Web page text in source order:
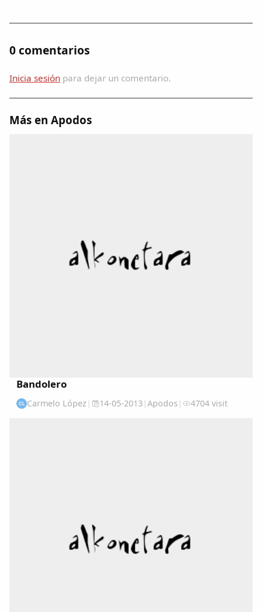
0 comentarios
Inicia sesión para dejar un comentario.
Más en Apodos
Bandolero
CL Carmelo López | 14-05-2013| Apodos | 4704 visit